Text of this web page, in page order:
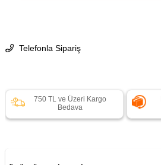
Telefonla Sipariş
750 TL ve Üzeri Kargo
Bedava